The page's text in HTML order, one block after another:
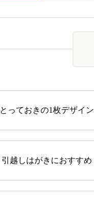
とっておきの1枚デザイン
引越しはがきにおすすめ